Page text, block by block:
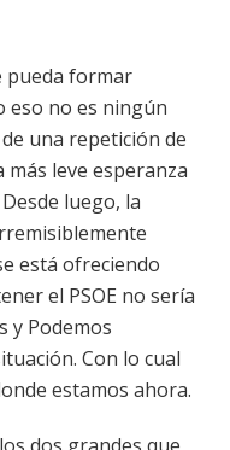
pueda formar
eso no es ningún
una repetición de
leve esperanza
luego, la
está ofreciendo
el PSOE no sería
y Podemos
Con lo cual
estamos ahora.